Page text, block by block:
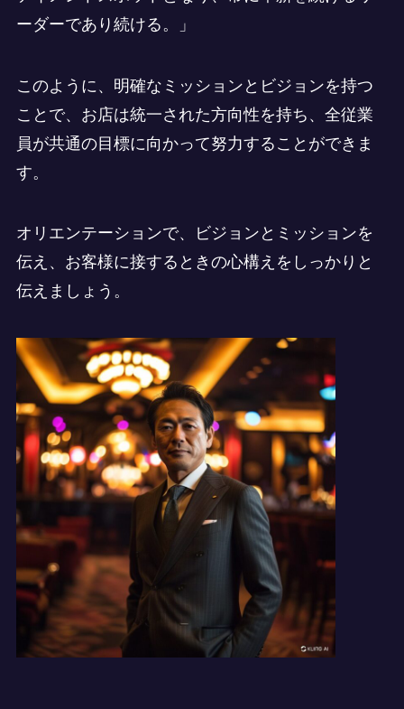
ーダーであり続ける。」
このように、明確なミッションとビジョンを持つ
ことで、お店は統一された方向性を持ち、全従業
員が共通の目標に向かって努力することができま
す。
オリエンテーションで、ビジョンとミッションを
伝え、お客様に接するときの心構えをしっかりと
伝えましょう。